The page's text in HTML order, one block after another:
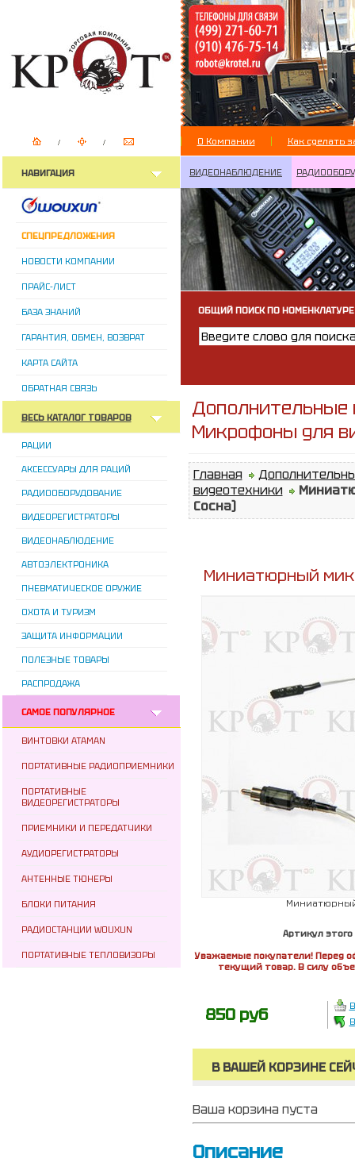
О Компании Как сделать
НАВИГАЦИЯ
СПЕЦПРЕДЛОЖЕНИЯ
НОВОСТИ КОМПАНИИ
ПРАЙС-ЛИСТ
БАЗА ЗНАНИЙ
ГАРАНТИЯ, ОБМЕН, ВОЗВРАТ
КАРТА САЙТА
ОБРАТНАЯ СВЯЗЬ
ВЕСЬ КАТАЛОГ ТОВАРОВ
РАЦИИ
АКСЕССУАРЫ ДЛЯ РАЦИЙ
РАДИООБОРУДОВАНИЕ
ВИДЕОРЕГИСТРАТОРЫ
ВИДЕОНАБЛЮДЕНИЕ
АВТОЭЛЕКТРОНИКА
ПНЕВМАТИЧЕСКОЕ ОРУЖИЕ
ОХОТА И ТУРИЗМ
ЗАЩИТА ИНФОРМАЦИИ
ПОЛЕЗНЫЕ ТОВАРЫ
РАСПРОДАЖА
САМОЕ ПОПУЛЯРНОЕ
ВИНТОВКИ ATAMAN
ПОРТАТИВНЫЕ РАДИОПРИЕМНИКИ
ПОРТАТИВНЫЕ
ВИДЕОРЕГИСТРАТОРЫ
ПРИЕМНИКИ И ПЕРЕДАТЧИКИ
АУДИОРЕГИСТРАТОРЫ
АНТЕННЫЕ ТЮНЕРЫ
БЛОКИ ПИТАНИЯ
РАДИОСТАНЦИИ WOUXUN
ПОРТАТИВНЫЕ ТЕПЛОВИЗОРЫ
ВИДЕОНАБЛЮДЕНИЕ
ОБЩИЙ ПОИСК ПО НОМЕНКЛАТУРЕ
Микрофоны для
Главная
видеотехники
Сосна)
Миниатюрный
Миниатюрный
Артикул
Уважаемые покупатели! Перед
текущий товар. В силу
850 руб
В ВАШЕЙ КОРЗИНЕ
Ваша корзина пуста
Описание